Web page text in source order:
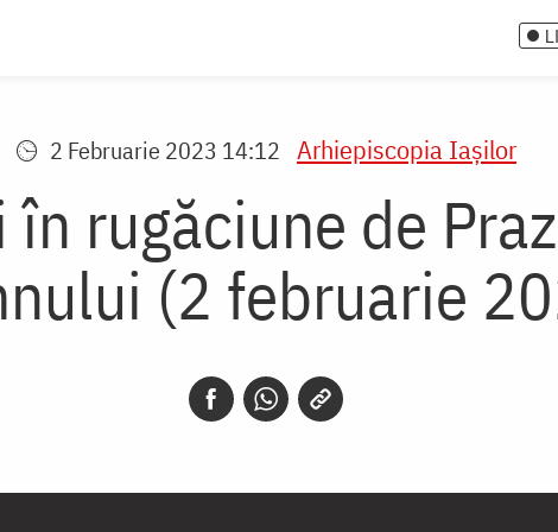
2 Februarie 2023 14:12 Arhiepiscopia Iaşilor
rugăciune de
(2 februarie